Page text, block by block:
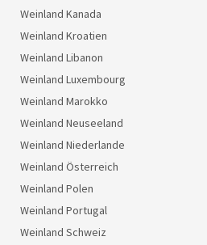
Weinland Kanada
Weinland Kroatien
Weinland Libanon
Weinland Luxembourg
Weinland Marokko
Weinland Neuseeland
Weinland Niederlande
Weinland Österreich
Weinland Polen
Weinland Portugal
Weinland Schweiz